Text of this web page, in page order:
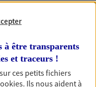
Nous
cohérentes pour
à être transparents
et traceurs !
ces petits fichiers
. Ils nous aident à